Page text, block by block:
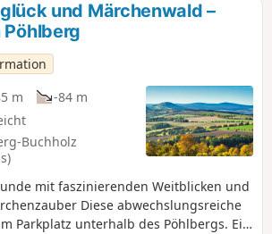
und Märchenwald –
Pöhlberg
m
-84 m
Buchholz
mit faszinierenden Weitblicken und
Diese abwechslungsreiche
Parkplatz unterhalb des Pöhlbergs. Ein